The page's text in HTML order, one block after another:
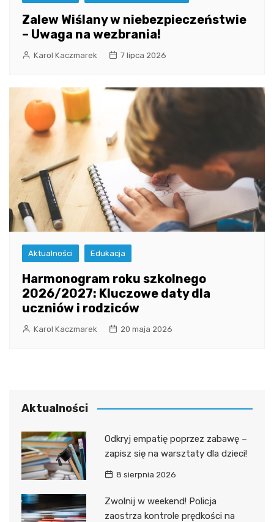
Zalew Wiślany w niebezpieczeństwie
– Uwaga na wezbrania!
Karol Kaczmarek 7 lipca 2026
Aktualności Edukacja
Harmonogram roku szkolnego
2026/2027: Kluczowe daty dla
uczniów i rodziców
Karol Kaczmarek 20 maja 2026
Aktualności
Odkryj empatię poprzez zabawę –
zapisz się na warsztaty dla dzieci!
8 sierpnia 2026
Zwolnij w weekend! Policja
zaostrza kontrole prędkości na